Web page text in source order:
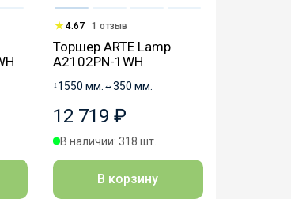
4.67 1 отзыв
Торшер ARTE Lamp
A2102PN-1WH
↕1550 мм. ↔350 мм.
12 719 ₽
В наличии: 318 шт.
В корзину